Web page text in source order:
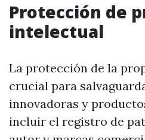
Protección de
intelectual
La protección de la
crucial para
innovadoras y
incluir el registro de